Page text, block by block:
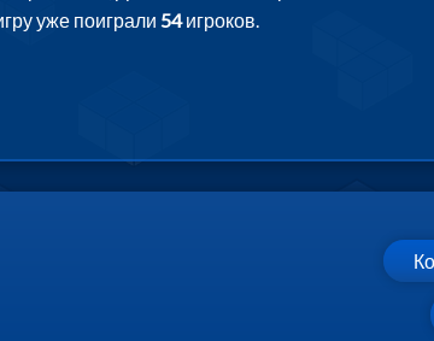
уже поиграли 54игроков.